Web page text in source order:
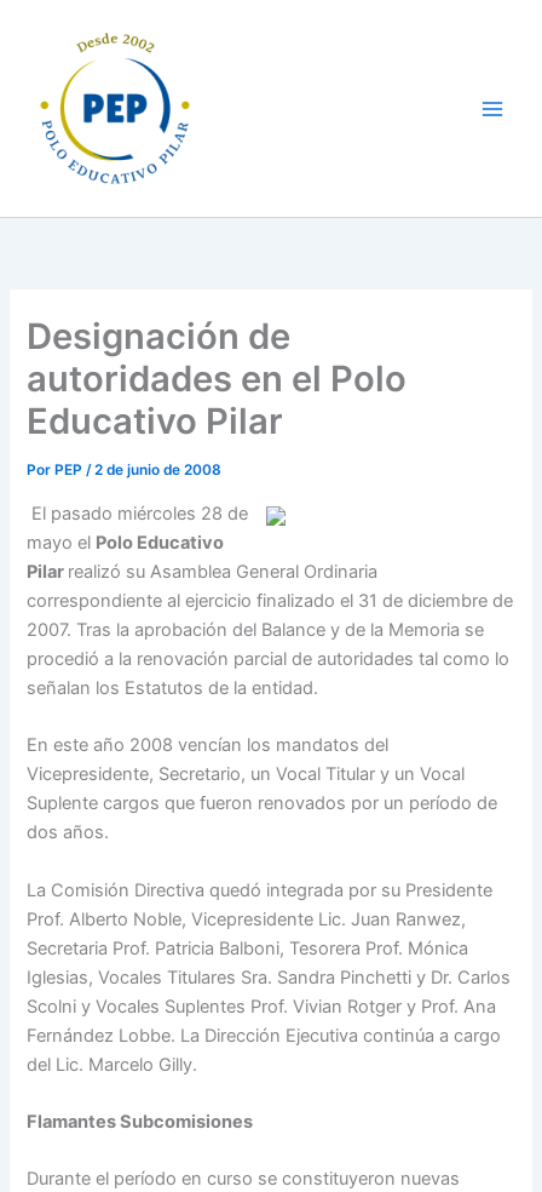
contenido
Designación de
autoridades en el Polo
Educativo Pilar
Por PEP/2 de junio de 2008
El pasado miércoles 28 de
mayo el Polo Educativo
Pilar realizó su Asamblea General Ordinaria
correspondiente al ejercicio finalizado el 31 de diciembre de
2007. Tras la aprobación del Balance y de la Memoria se
procedió a la renovación parcial de autoridades tal como lo
señalan los Estatutos de la entidad.
En este año 2008 vencían los mandatos del
Vicepresidente, Secretario, un Vocal Titular y un Vocal
Suplente cargos que fueron renovados por un período de
dos años.
La Comisión Directiva quedó integrada por su Presidente
Prof. Alberto Noble, Vicepresidente Lic. Juan Ranwez,
Secretaria Prof. Patricia Balboni, Tesorera Prof. Mónica
Iglesias, Vocales Titulares Sra. Sandra Pinchetti y Dr. Carlos
Scolni y Vocales Suplentes Prof. Vivian Rotger y Prof. Ana
Fernández Lobbe. La Dirección Ejecutiva continúa a cargo
del Lic. Marcelo Gilly.
Flamantes Subcomisiones
Durante el período en curso se constituyeron nuevas